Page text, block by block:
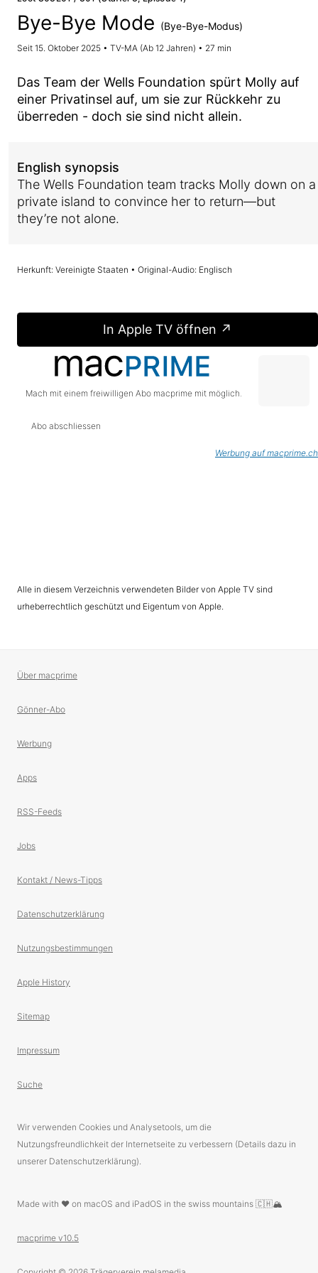
Bye-Bye Mode (Bye-Bye-Modus)
Seit 15. Oktober 2025 • TV-MA (Ab 12 Jahren) • 27 min
Das Team der Wells Foundation spürt Molly auf
einer Privatinsel auf, um sie zur Rückkehr zu
überreden - doch sie sind nicht allein.
English synopsis
The Wells Foundation team tracks Molly down on a
private island to convince her to return—but
they’re not alone.
Herkunft: Vereinigte Staaten • Original-Audio: Englisch
In Apple TV öffnen ↗
Mach mit einem freiwilligen Abo macprime mit möglich.
Abo abschliessen
Werbung auf macprime.ch
Alle in diesem Verzeichnis verwendeten Bilder von Apple TV sind
urheberrechtlich geschützt und Eigentum von Apple.
Über macprime
Gönner-Abo
Werbung
Apps
RSS-Feeds
Jobs
Kontakt / News-Tipps
Datenschutzerklärung
Nutzungsbestimmungen
Apple History
Sitemap
Impressum
Suche
Wir verwenden Cookies und Analysetools, um die
Nutzungsfreundlichkeit der Internetseite zu verbessern (Details dazu in
unserer Datenschutzerklärung).
Made with ❤️ on macOS and iPadOS in the swiss mountains 🇨🇭🏔
macprime v10.5